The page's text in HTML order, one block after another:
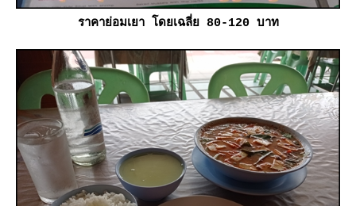
ราคาย่อมเยา โดยเฉลี่ย 80-120 บาท